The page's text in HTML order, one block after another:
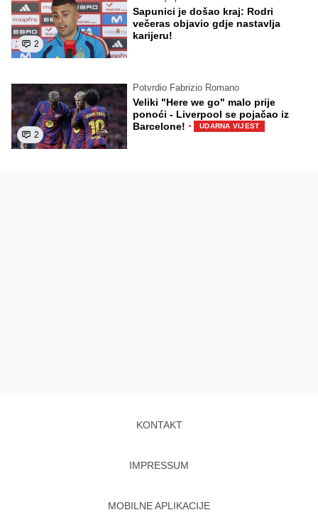
2
Sapunici je došao kraj: Rodri
večeras objavio gdje nastavlja
karijeru!
2
Potvrdio Fabrizio Romano
Veliki "Here we go" malo prije
ponoći - Liverpool se pojačao iz
Barcelone! · UDARNA VIJEST
KONTAKT
IMPRESSUM
MOBILNE APLIKACIJE